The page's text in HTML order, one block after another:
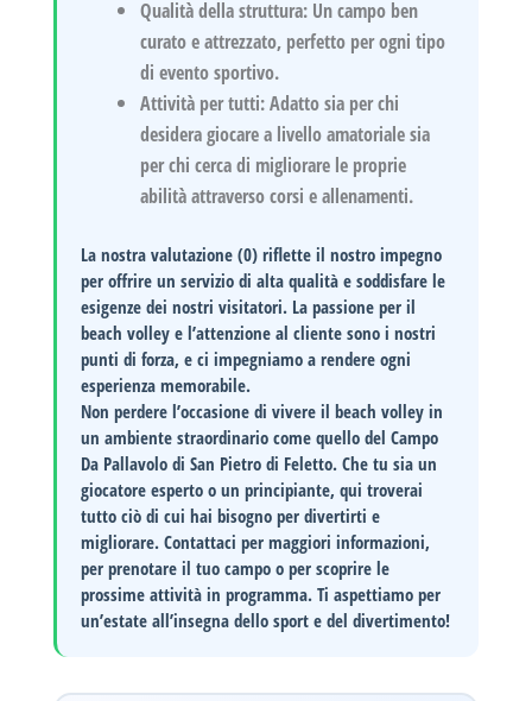
Qualità della struttura:Un campo ben
curato e attrezzato, perfetto per ogni tipo
di evento sportivo.
Attività per tutti:Adatto sia per chi
desidera giocare a livello amatoriale sia
per chi cerca di migliorare le proprie
abilità attraverso corsi e allenamenti.
La nostra valutazione (0) riflette il nostro impegno
per offrire un servizio di alta qualità e soddisfare le
esigenze dei nostri visitatori. La passione per il
beach volley e l’attenzione al cliente sono i nostri
punti di forza, e ci impegniamo a rendere ogni
esperienza memorabile.
Non perdere l’occasione di vivere ilbeach volley in
un ambiente straordinario come quello del Campo
Da Pallavolo di San Pietro di Feletto. Che tu sia un
giocatore esperto o un principiante, qui troverai
tutto ciò di cui hai bisogno per divertirti e
migliorare.Contattaci per maggiori informazioni,
per prenotare il tuo campo o per scoprire le
prossime attività in programma. Ti aspettiamo per
un’estate all’insegna dello sport e del divertimento!